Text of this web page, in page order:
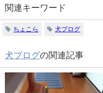
関連キーワード
ちょこら 犬ブログ
犬ブログの関連記事